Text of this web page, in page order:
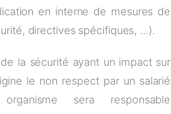
en interne de mesures de
directives spécifiques, …).
la sécurité ayant un impact sur
le non respect par un salarié
sera responsable